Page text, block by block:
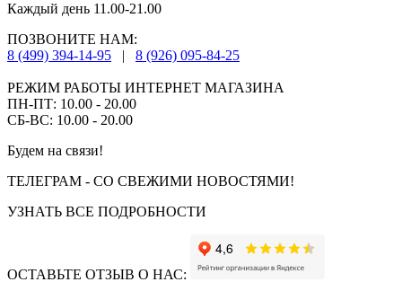
Каждый день 11.00-21.00
ПОЗВОНИТЕ НАМ:
8 (499) 394-14-95
| 8 (926) 095-84-25
РЕЖИМ РАБОТЫ ИНТЕРНЕТ МАГАЗИНА
ПН-ПТ: 10.00 - 20.00
СБ-ВС: 10.00 - 20.00
Будем на связи!
ТЕЛЕГРАМ - СО СВЕЖИМИ НОВОСТЯМИ!
УЗНАТЬ ВСЕ ПОДРОБНОСТИ
ОСТАВЬТЕ ОТЗЫВ О НАС: